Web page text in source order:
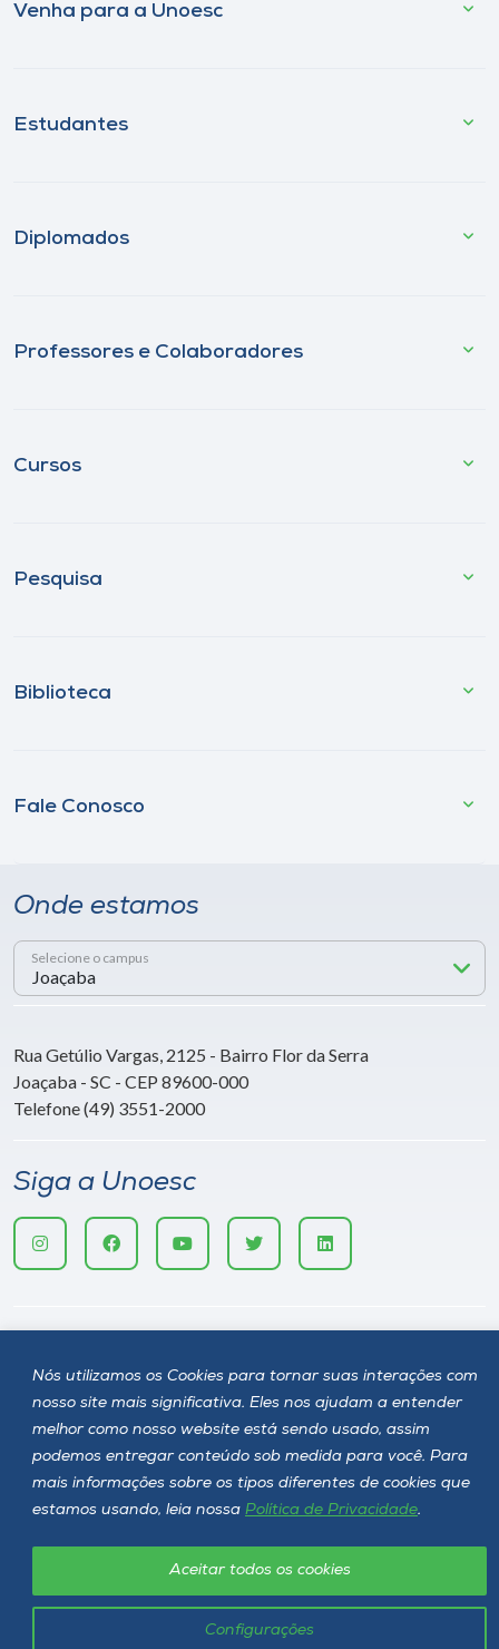
Nós utilizamos os Cookies para tornar suas interações com
nosso site mais significativa. Eles nos ajudam a entender
melhor como nosso website está sendo usado, assim
podemos entregar conteúdo sob medida para você. Para
mais informações sobre os tipos diferentes de cookies que
estamos usando, leia nossa Política de Privacidade.
Configurações
Aceitar todos os cookies
Venha para a Unoesc
Estudantes
Diplomados
Professores e Colaboradores
Cursos
Pesquisa
Biblioteca
Fale Conosco
Onde estamos
Selecione o campus
Rua Getúlio Vargas, 2125 - Bairro Flor da Serra
Joaçaba - SC - CEP 89600-000
Telefone (49) 3551-2000
Siga a Unoesc
Unoesc © 2026 - Todos os direitos reservados
Política de privacidade LGPD